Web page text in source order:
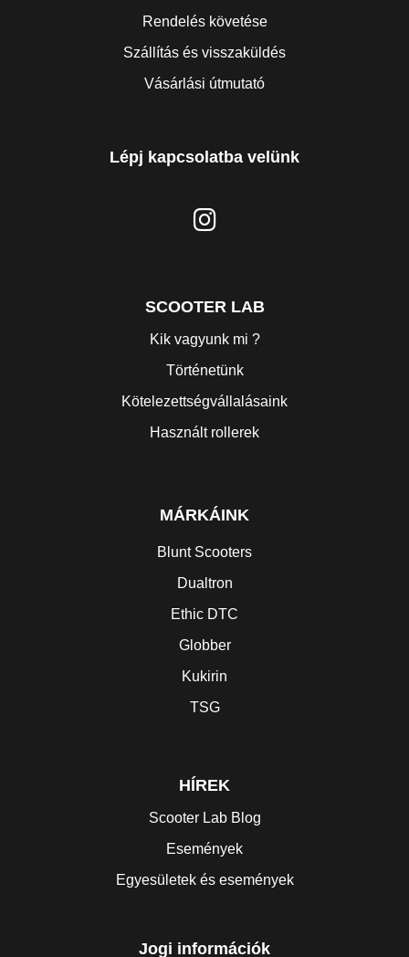
Rendelés követése
Szállítás és visszaküldés
Vásárlási útmutató
Lépj kapcsolatba velünk
SCOOTER LAB
Kik vagyunk mi ?
Történetünk
Kötelezettségvállalásaink
Használt rollerek
MÁRKÁINK
Blunt Scooters
Dualtron
Ethic DTC
Globber
Kukirin
TSG
HÍREK
Scooter Lab Blog
Események
Egyesületek és események
Jogi információk